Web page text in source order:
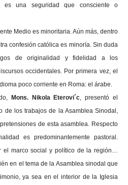
una seguridad que consciente o
Medio es minoritaria. Aún más, dentro
confesión católica es minoría. Sin duda
de originalidad y fidelidad a los
occidentales. Por primera vez, el
poco corriente en Roma: el árabe.
Mons. Nikola Eterovi´c, presentó el
de los trabajos de la Asamblea Sinodal,
de esta asamblea. Respecto
es predominantemente pastoral.
el marco social y político de la región…
en el tema de la Asamblea sinodal que
ya sea en el interior de la Iglesia